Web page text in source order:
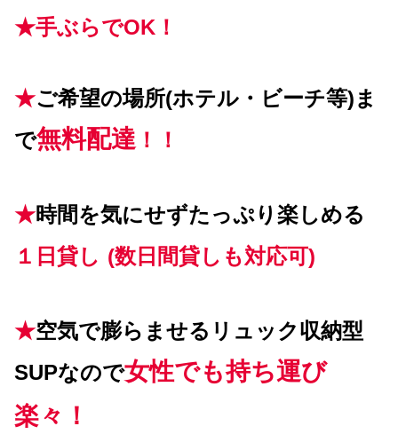
★手ぶらでOK！
★ご希望の場所(ホテル・ビーチ等)ま
で無料配達！！
★時間を気にせずたっぷり楽しめる
１日貸し (数日間貸しも対応可)
★空気で膨らませるリュック収納型
SUPなので女性でも持ち運び
楽々！